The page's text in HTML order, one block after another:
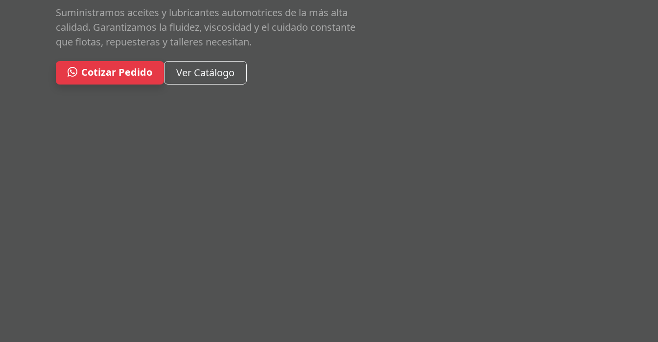
Suministramos aceites y lubricantes automotrices de la más alta
calidad. Garantizamos la fluidez, viscosidad y el cuidado constante
que flotas, repuesteras y talleres necesitan.
Cotizar Pedido Ver Catálogo